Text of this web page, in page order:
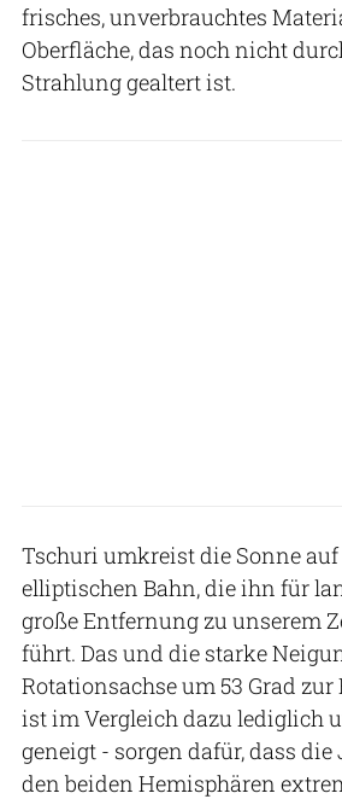
frisches, unverbrauchtes
Oberfläche, das noch nicht
Strahlung gealtert ist.
Tschuri umkreist die Sonne
elliptischen Bahn, die ihn für
große Entfernung zu unserem
führt. Das und die starke
Rotationsachse um 53 Grad zur
ist im Vergleich dazu lediglich
geneigt - sorgen dafür, dass
den beiden Hemisphären